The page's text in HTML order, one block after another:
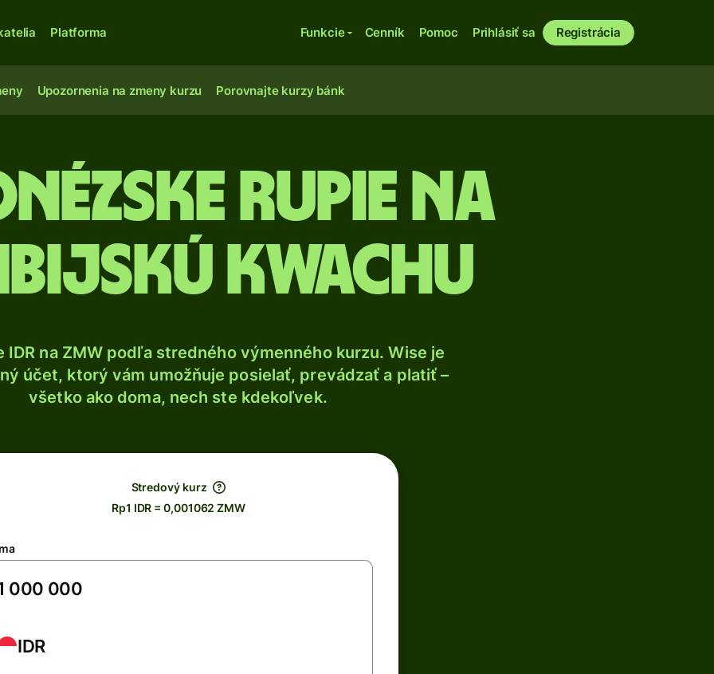
Platforma Funkcie Cenník Pomoc Prihlásiť sa Registrácia
Upozornenia na zmeny kurzu Porovnajte kurzy bánk
rupie na
kwachu
IDR na ZMW podľa stredného výmenného kurzu. Wise je
účet, ktorý vám umožňuje posielať, prevádzať a platiť –
všetko ako doma, nech ste kdekoľvek.
Stredový kurz
Rp1 IDR = 0,001062 ZMW
IDR